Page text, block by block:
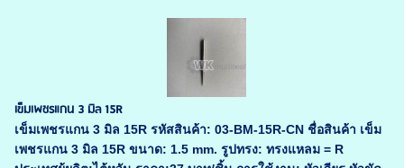
เข็มเพชรแกน 3 มิล 15R
เข็มเพชรแกน 3 มิล 15R รหัสสินค้า: 03-BM-15R-CN ชื่อสินค้า เข็ม
เพชรแกน 3 มิล 15R ขนาด: 1.5 mm. รูปทรง: ทรงแหลม = R